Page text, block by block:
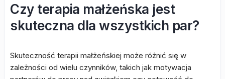
Czy terapia małżeńska jest
skuteczna dla wszystkich par?
Skuteczność terapii małżeńskiej może różnić się w
zależności od wielu czynników, takich jak motywacja